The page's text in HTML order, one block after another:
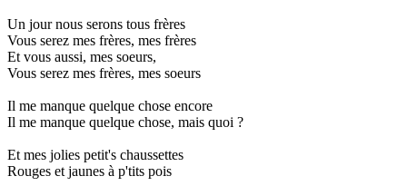
Un jour nous serons tous frères
Vous serez mes frères, mes frères
Et vous aussi, mes soeurs,
Vous serez mes frères, mes soeurs
Il me manque quelque chose encore
Il me manque quelque chose, mais quoi ?
Et mes jolies petit's chaussettes
Rouges et jaunes à p'tits pois